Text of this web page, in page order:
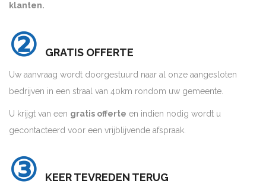
klanten.
② GRATIS OFFERTE
Uw aanvraag wordt doorgestuurd naar al onze aangesloten
bedrijven in een straal van 40km rondom uw gemeente.
U krijgt van een gratis offerte en indien nodig wordt u
gecontacteerd voor een vrijblijvende afspraak.
③ KEER TEVREDEN TERUG